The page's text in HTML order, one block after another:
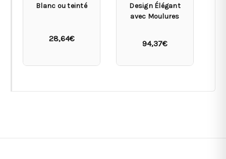
Blanc ou teinté
28,64€
Design Élégant
avec Moulures
94,37€